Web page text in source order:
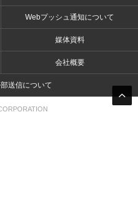
Webプッシュ通知について
媒体資料
会社概要
送信について